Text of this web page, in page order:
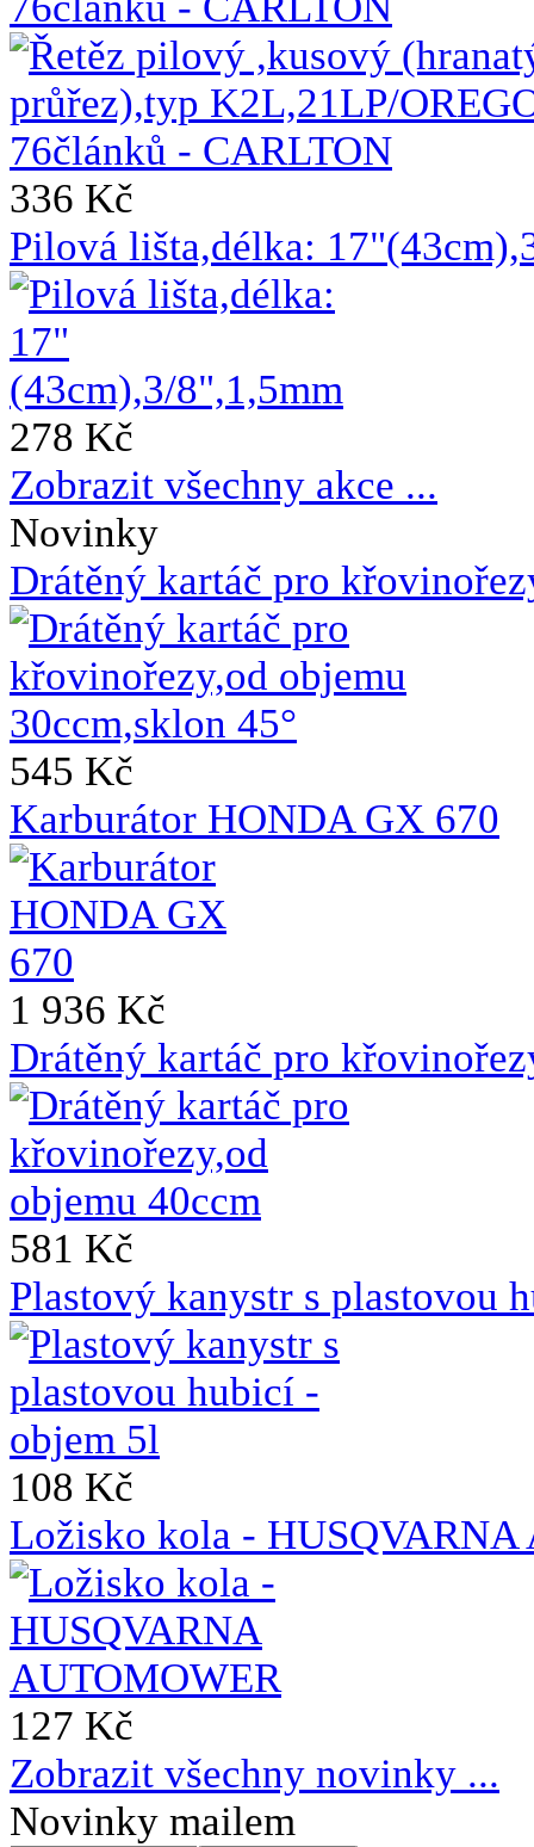
336 Kč
Pilová lišta,délka:
278 Kč
Zobrazit všechny akce ...
Novinky
Drátěný kartáč pro
545 Kč
Karburátor HONDA GX 670
1 936 Kč
Drátěný kartáč pro
581 Kč
Plastový kanystr s plastovou
108 Kč
Ložisko kola - HUSQVARNA
127 Kč
Zobrazit všechny novinky ...
Novinky mailem